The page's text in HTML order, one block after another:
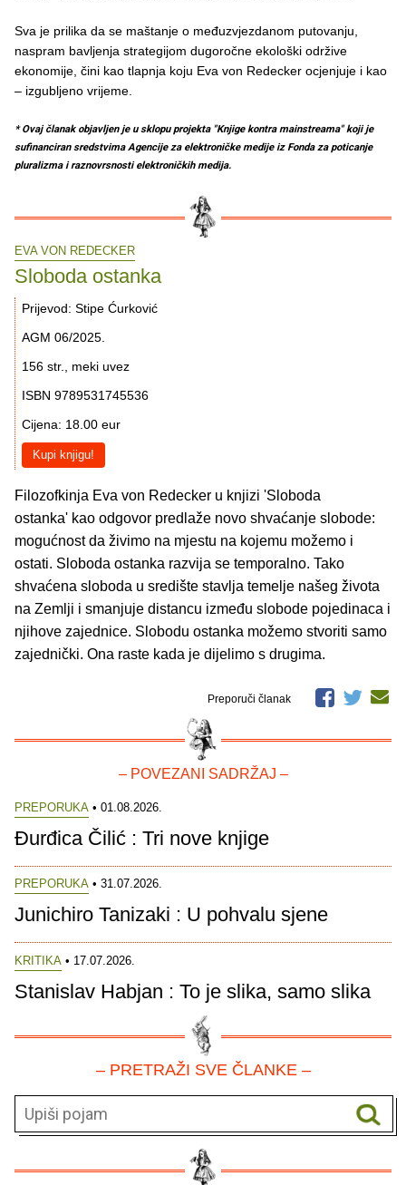
Sva je prilika da se maštanje o međuzvjezdanom putovanju,
naspram bavljenja strategijom dugoročne ekološki održive
ekonomije, čini kao tlapnja koju Eva von Redecker ocjenjuje i kao
– izgubljeno vrijeme.
* Ovaj članak objavljen je u sklopu projekta "Knjige kontra mainstreama" koji je
sufinanciran sredstvima Agencije za elektroničke medije iz Fonda za poticanje
pluralizma i raznovrsnosti elektroničkih medija.
EVA VON REDECKER
Sloboda ostanka
Prijevod: Stipe Ćurković
AGM 06/2025.
156 str., meki uvez
ISBN 9789531745536
Cijena: 18.00 eur
Kupi knjigu!
Filozofkinja Eva von Redecker u knjizi 'Sloboda
ostanka' kao odgovor predlaže novo shvaćanje slobode:
mogućnost da živimo na mjestu na kojemu možemo i
ostati. Sloboda ostanka razvija se temporalno. Tako
shvaćena sloboda u središte stavlja temelje našeg života
na Zemlji i smanjuje distancu između slobode pojedinaca i
njihove zajednice. Slobodu ostanka možemo stvoriti samo
zajednički. Ona raste kada je dijelimo s drugima.
Preporuči članak
– POVEZANI SADRŽAJ –
PREPORUKA • 01.08.2026.
Đurđica Čilić : Tri nove knjige
PREPORUKA • 31.07.2026.
Junichiro Tanizaki : U pohvalu sjene
KRITIKA • 17.07.2026.
Stanislav Habjan : To je slika, samo slika
– PRETRAŽI SVE ČLANKE –